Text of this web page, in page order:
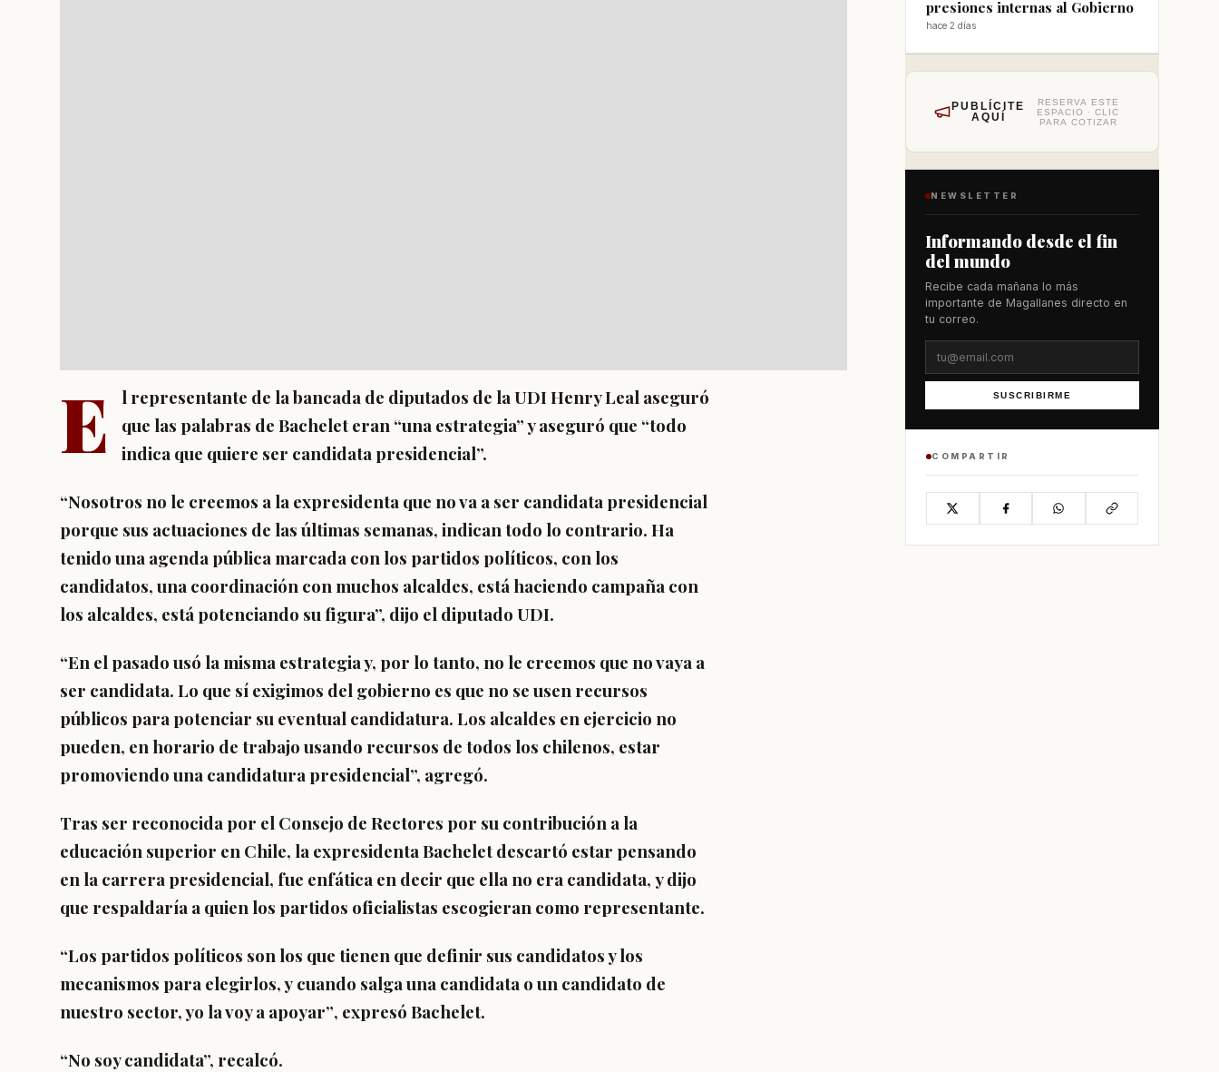
E
l representante de la bancada de diputados de la UDI Henry Leal aseguró
que las palabras de Bachelet eran “una estrategia” y aseguró que “todo
indica que quiere ser candidata presidencial”.
“Nosotros no le creemos a la expresidenta que no va a ser candidata presidencial
porque sus actuaciones de las últimas semanas, indican todo lo contrario. Ha
tenido una agenda pública marcada con los partidos políticos, con los
candidatos, una coordinación con muchos alcaldes, está haciendo campaña con
los alcaldes, está potenciando su figura”, dijo el diputado UDI.
“En el pasado usó la misma estrategia y, por lo tanto, no le creemos que no vaya a
ser candidata. Lo que sí exigimos del gobierno es que no se usen recursos
públicos para potenciar su eventual candidatura. Los alcaldes en ejercicio no
pueden, en horario de trabajo usando recursos de todos los chilenos, estar
promoviendo una candidatura presidencial”, agregó.
Tras ser reconocida por el Consejo de Rectores por su contribución a la
educación superior en Chile, la expresidenta Bachelet descartó estar pensando
en la carrera presidencial, fue enfática en decir que ella no era candidata, y dijo
que respaldaría a quien los partidos oficialistas escogieran como representante.
“Los partidos políticos son los que tienen que definir sus candidatos y los
mecanismos para elegirlos, y cuando salga una candidata o un candidato de
nuestro sector, yo la voy a apoyar”, expresó Bachelet.
“No soy candidata”, recalcó.
presiones internas al Gobierno
hace 2 días
PUBLÍCITE
AQUÍ
RESERVA ESTE
ESPACIO · CLIC
PARA COTIZAR
NEWSLETTER
Informando desde el fin
del mundo
Recibe cada mañana lo más
importante de Magallanes directo en
tu correo.
SUSCRIBIRME
COMPARTIR